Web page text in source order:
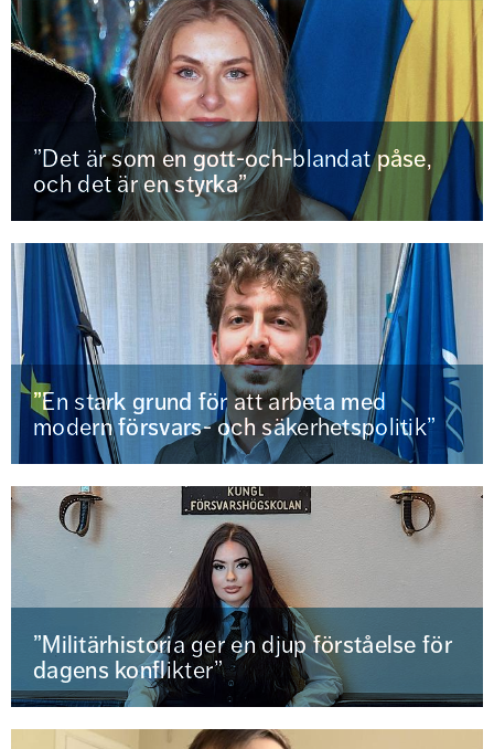
”Det är som en gott-och-blandat påse,
och det är en styrka”
”En stark grund för att arbeta med
modern försvars- och säkerhetspolitik”
”Militärhistoria ger en djup förståelse för
dagens konflikter”